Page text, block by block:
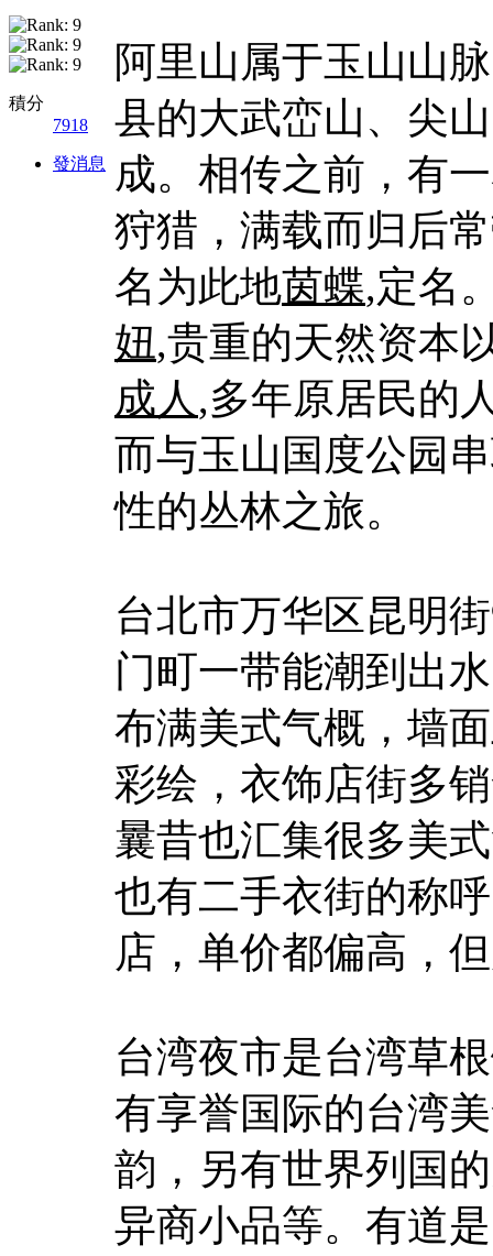
積分
7918
發消息
阿里山属于玉山山
县的大武峦山、尖
成。相传之前，有
狩猎，满载而归后
名为此地茵蝶,定名
妞,贵重的天然资本
成人 ,多年原居民的
而与玉山国度公园
性的丛林之旅。
台北市万华区昆明
门町一带能潮到出
布满美式气概，墙
彩绘，衣饰店街多
曩昔也汇集很多美
也有二手衣街的称
店，单价都偏高，
台湾夜市是台湾草
有享誉国际的台湾
韵，另有世界列国
异商小品等。有道